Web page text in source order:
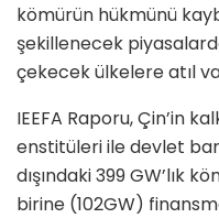
kömürün hükmünü
şekillenecek
çekecek ülkelere atıl
IEEFA Raporu, Çin’in
enstitüleri ile devlet
dışındaki 399 GW’lık
birine (102GW)